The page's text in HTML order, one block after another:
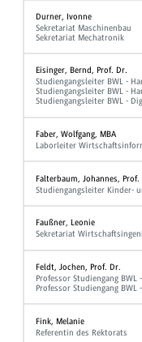
Durner, Ivonne
Sekretariat Maschinenbau
Sekretariat Mechatronik
Eisinger, Bernd, Prof. Dr.
Studiengangsleiter BWL -
Studiengangsleiter BWL -
Studiengangsleiter BWL -
Faber, Wolfgang, MBA
Laborleiter
Falterbaum, Johannes, Prof.
Studiengangsleiter Kinder-
Faußner, Leonie
Sekretariat
Feldt, Jochen, Prof. Dr.
Professor Studiengang BWL
Professor Studiengang BWL
Fink, Melanie
Referentin des Rektorats